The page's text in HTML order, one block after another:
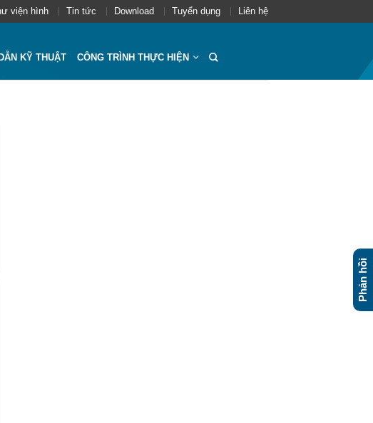
viện hình Tin tức Download Tuyển dụng Liên hệ
KỸ THUẬT CÔNG TRÌNH THỰC HIỆN
Phản hồi